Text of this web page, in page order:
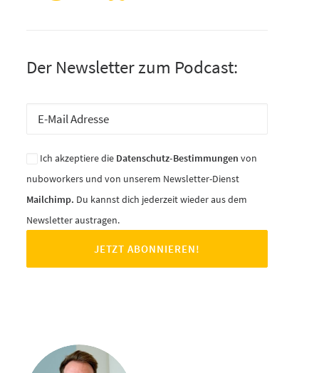
Der Newsletter zum Podcast:
Ich akzeptiere die Datenschutz-Bestimmungen von
nuboworkers und von unserem Newsletter-Dienst
Mailchimp. Du kannst dich jederzeit wieder aus dem
Newsletter austragen.